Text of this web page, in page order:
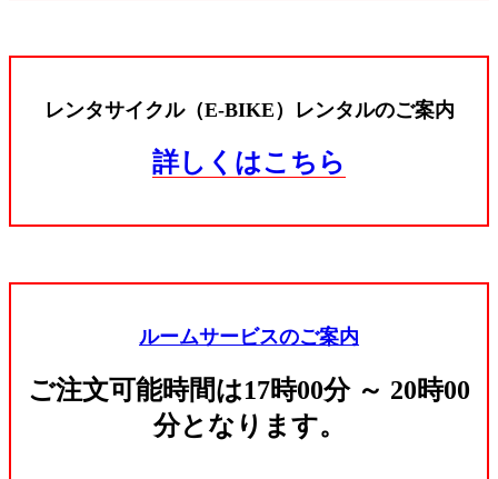
レンタサイクル（E-BIKE）レンタルのご案内
詳しくはこちら
ルームサービスのご案内
ご注文可能時間は17時00分 ～ 20時00
分となります。